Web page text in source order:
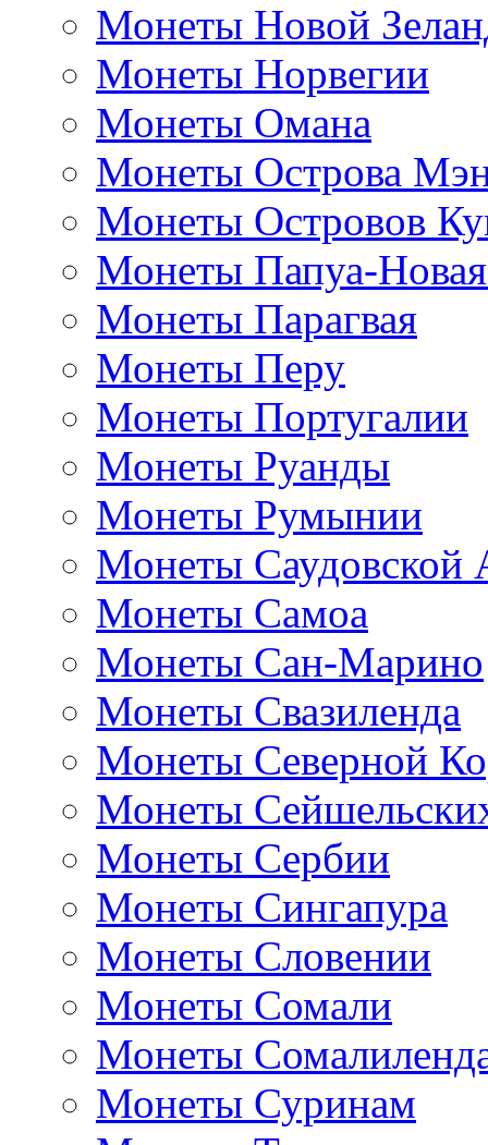
Монеты Новой
Монеты Норвегии
Монеты Омана
Монеты Острова
Монеты Островов
Монеты Папуа-
Монеты Парагвая
Монеты Перу
Монеты Португалии
Монеты Руанды
Монеты Румынии
Монеты Саудовской
Монеты Самоа
Монеты Сан-Марино
Монеты Свазиленда
Монеты Северной
Монеты
Монеты Сербии
Монеты Сингапура
Монеты Словении
Монеты Сомали
Монеты
Монеты Суринам